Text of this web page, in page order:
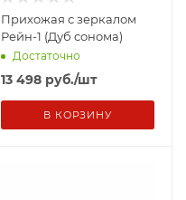
Прихожая с зеркалом
Рейн-1 (Дуб сонома)
Достаточно
13 498 руб./шт
В КОРЗИНУ